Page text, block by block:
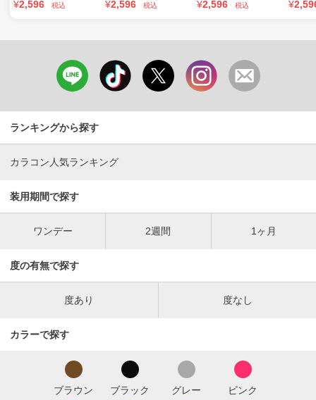
¥2,596 税込 ¥2,596 税込 ¥2,596 税込 ¥
ランキングから探す
カラコン人気ランキング
装用期間で探す
ワンデー 2週間 1ヶ月
度の有無で探す
度あり 度なし
カラーで探す
ブラウン ブラック グレー ピンク